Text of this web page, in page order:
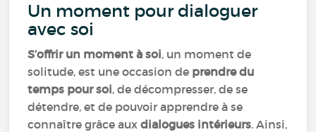
Un moment pour dialoguer
avec soi
S’offrir un moment à soi, un moment de
solitude, est une occasion de prendre du
temps pour soi, de décompresser, de se
détendre, et de pouvoir apprendre à se
connaître grâce auxdialogues intérieurs. Ainsi,